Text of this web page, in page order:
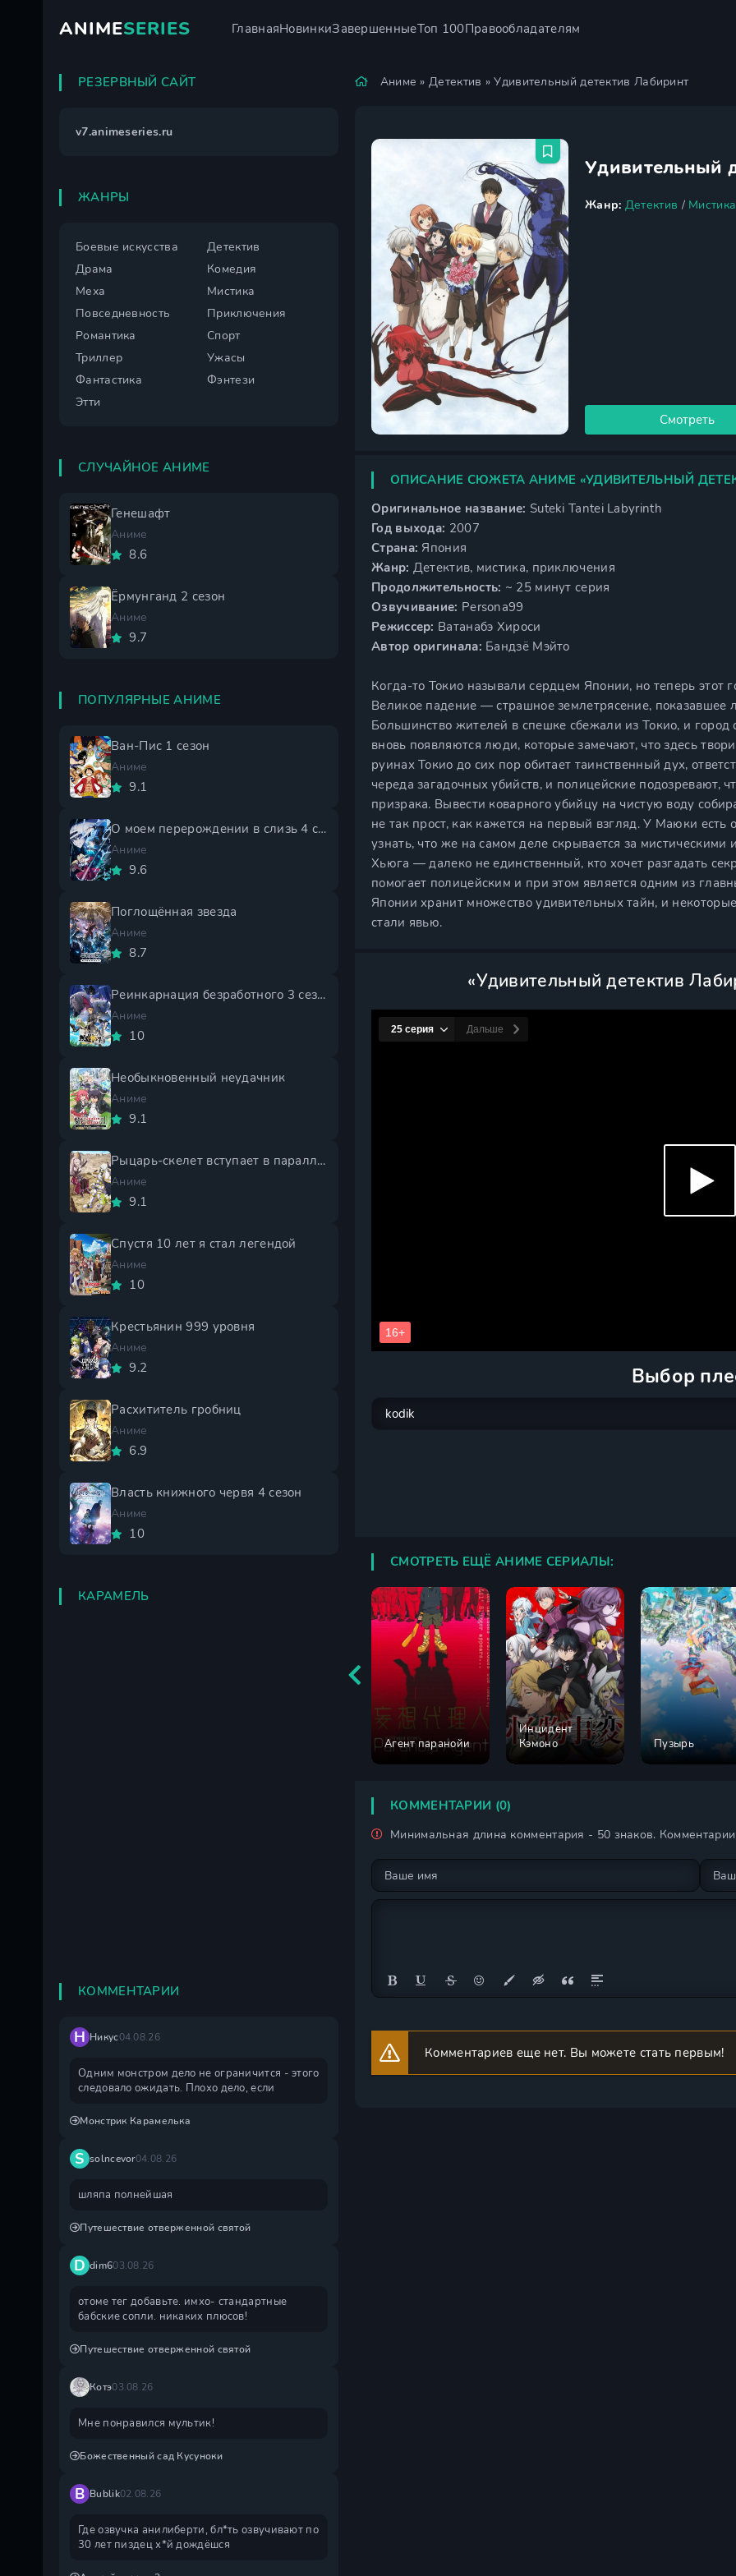
ANIMESERIES ГлавнаяНовинкиЗавершенныеТоп 100Правообладателям
Аниме »Детектив » Удивительный детектив Лабиринт
Удивительный
Жанр: Детектив / Мистика
Смотреть
ОПИСАНИЕ СЮЖЕТА АНИМЕ «УДИВИТЕЛЬНЫЙ
Оригинальное название: Suteki Tantei Labyrinth
Год выхода: 2007
Страна: Япония
Жанр: Детектив, мистика, приключения
Продолжительность: ~ 25 минут серия
Озвучивание: Persona99
Режиссер: Ватанабэ Хироси
Автор оригинала: Бандзё Мэйто
Когда-то Токио называли сердцем Японии, но теперь
Великое падение — страшное землетрясение,
Большинство жителей в спешке сбежали из Токио, и
вновь появляются люди, которые замечают, что здесь
руинах Токио до сих пор обитает таинственный дух,
череда загадочных убийств, и полицейские подозревают,
призрака. Вывести коварного убийцу на чистую воду
не так прост, как кажется на первый взгляд. У Маюки есть
узнать, что же на самом деле скрывается за
Хьюга — далеко не единственный, кто хочет разгадать
помогает полицейским и при этом является одним из
Японии хранит множество удивительных тайн, и
стали явью.
«Удивительный детектив
Выбор
СМОТРЕТЬ ЕЩЁ АНИМЕ СЕРИАЛЫ:
Агент паранойи
Инцидент
Кэмоно
Пузырь
КОММЕНТАРИИ (0)
Минимальная длина комментария - 50 знаков.
Комментариев еще нет. Вы можете стать первым!
РЕЗЕРВНЫЙ САЙТ
v7.animeseries.ru
ЖАНРЫ
Боевые искусства
Детектив
Драма
Комедия
Меха
Мистика
Повседневность
Приключения
Романтика
Спорт
Триллер
Ужасы
Фантастика
Фэнтези
Этти
СЛУЧАЙНОЕ АНИМЕ
Генешафт
Аниме
8.6
Ёрмунганд 2 сезон
Аниме
9.7
ПОПУЛЯРНЫЕ АНИМЕ
Ван-Пис 1 сезон
Аниме
9.1
О моем перерождении в слизь 4 сезон
Аниме
9.6
Поглощённая звезда
Аниме
8.7
Реинкарнация безработного 3 сезон
Аниме
10
Необыкновенный неудачник
Аниме
9.1
Рыцарь-скелет вступает в параллельный мир 2 сезон
Аниме
9.1
Спустя 10 лет я стал легендой
Аниме
10
Крестьянин 999 уровня
Аниме
9.2
Расхититель гробниц
Аниме
6.9
Власть книжного червя 4 сезон
Аниме
10
КАРАМЕЛЬ
КОММЕНТАРИИ
Н Никус04.08.26
Одним монстром дело не ограничится - этого
следовало ожидать. Плохо дело, если
Монстрик Карамелька
S solncevor04.08.26
шляпа полнейшая
Путешествие отверженной святой
D dim603.08.26
отоме тег добавьте. имхо- стандартные
бабские сопли. никаких плюсов!
Путешествие отверженной святой
Котэ03.08.26
Мне понравился мультик!
Божественный сад Кусуноки
B Bublik02.08.26
Где озвучка анилиберти, бл*ть озвучивают по
30 лет пиздец х*й дождëшся